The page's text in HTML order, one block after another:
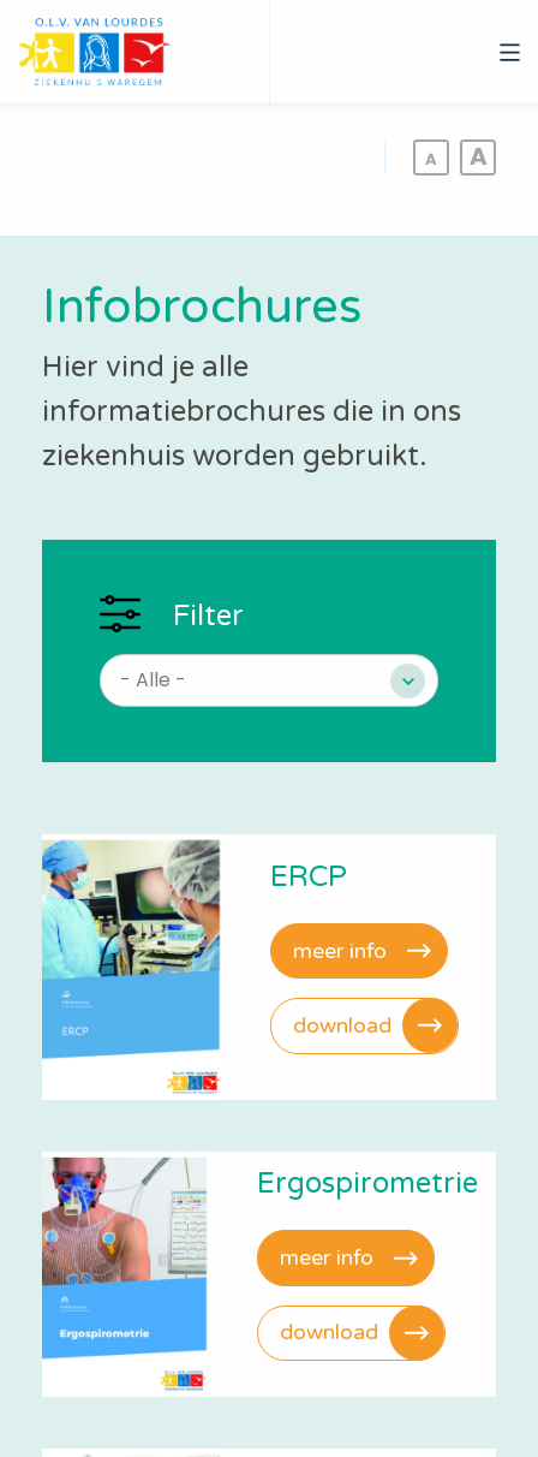
Overslaan
en
naar
Infobrochures
Hier vind je alle
informatiebrochures die in ons
ziekenhuis worden gebruikt.
Filter
ERCP
meer info
download
Ergospirometrie
meer info
download